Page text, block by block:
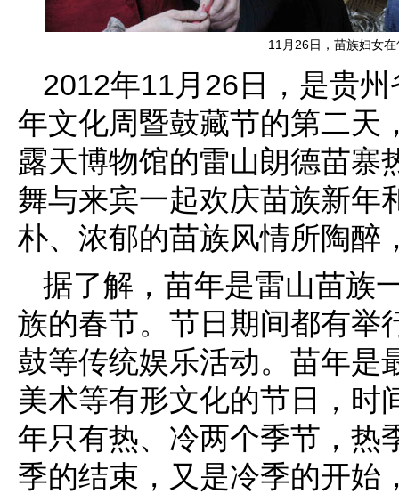
11月26日，苗族妇女
2012年11月26日，是贵
年文化周暨鼓藏节的第二天
露天博物馆的雷山朗德苗寨
舞与来宾一起欢庆苗族新年
朴、浓郁的苗族风情所陶醉
据了解，苗年是雷山苗族
族的春节。节日期间都有举
鼓等传统娱乐活动。苗年是
美术等有形文化的节日，时
年只有热、冷两个季节，热
季的结束，又是冷季的开始